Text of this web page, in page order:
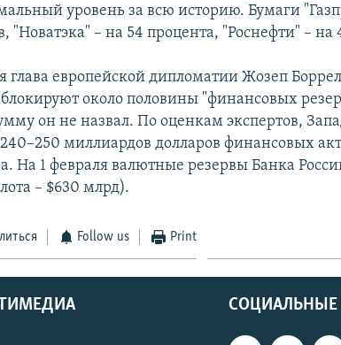
уровень за всю историю. Бумаги
"Новатэка" – на 54 процента, "Роснефти" – на
глава европейской дипломатии Жозеп
около половины "финансовых
он не назвал. По оценкам экспертов,
миллиардов долларов финансовых
На 1 февраля валютные резервы Банка
– $630 млрд).
Follow us Print
СОЦИАЛЬНЫЕ